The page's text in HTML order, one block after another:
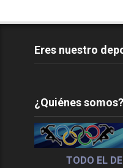
Eres nuestro
¿Quiénes somos?
TODO EL